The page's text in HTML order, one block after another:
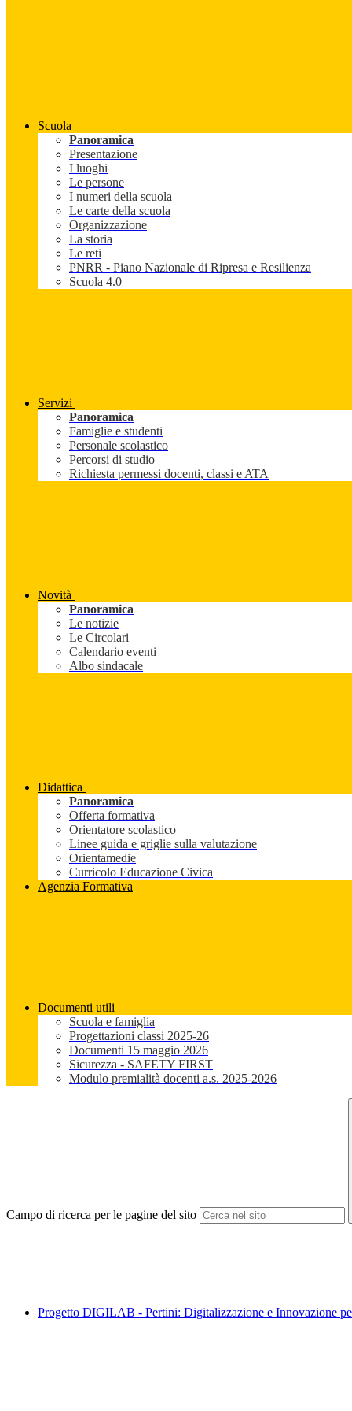
Scuola
Panoramica
Presentazione
I luoghi
Le persone
I numeri della scuola
Le carte della scuola
Organizzazione
La storia
Le reti
PNRR - Piano Nazionale di Ripresa e Resilienza
Scuola 4.0
Servizi
Panoramica
Famiglie e studenti
Personale scolastico
Percorsi di studio
Richiesta permessi docenti, classi e ATA
Novità
Panoramica
Le notizie
Le Circolari
Calendario eventi
Albo sindacale
Didattica
Panoramica
Offerta formativa
Orientatore scolastico
Linee guida e griglie sulla valutazione
Orientamedie
Curricolo Educazione Civica
Agenzia Formativa
Documenti utili
Scuola e famiglia
Progettazioni classi 2025-26
Documenti 15 maggio 2026
Sicurezza - SAFETY FIRST
Modulo premialità docenti a.s. 2025-2026
Campo di ricerca per le pagine del sito
Progetto DIGILAB - Pertini: Digitalizzazione e Innovazione